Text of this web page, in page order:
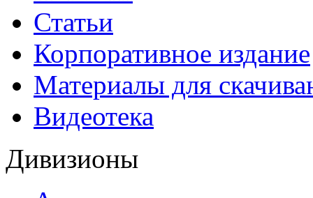
Статьи
Корпоративное издание
Материалы для
Видеотека
Дивизионы